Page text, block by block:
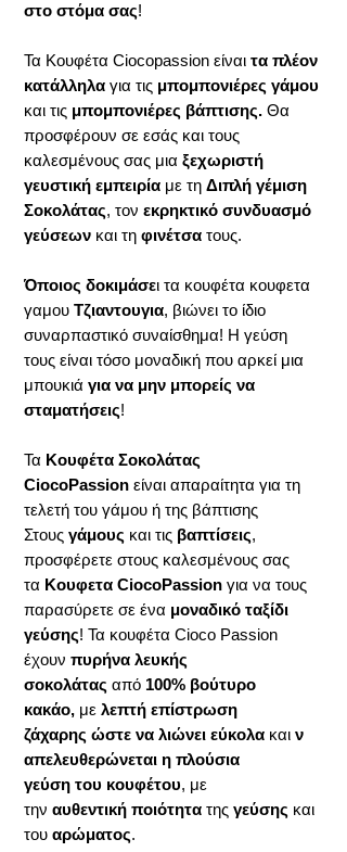
στο στόμα σας!
Τα Κουφέτα Ciocopassion είναι τα πλέον
κατάλληλα για τις μπομπονιέρες γάμου
και τις μπομπονιέρες βάπτισης. Θα
προσφέρουν σε εσάς και τους
καλεσμένους σας μια ξεχωριστή
γευστική εμπειρία με τη Διπλή γέμιση
Σοκολάτας, τον εκρηκτικό συνδυασμό
γεύσεων και τη φινέτσα τους.
Όποιος δοκιμάσει τα κουφέτα κουφετα
γαμου Τζιαντουγια, βιώνει το ίδιο
συναρπαστικό συναίσθημα! Η γεύση
τους είναι τόσο μοναδική που αρκεί μια
μπουκιά για να μην μπορείς να
σταματήσεις!
Τα Κουφέτα Σοκολάτας
CiocoPassion είναι απαραίτητα για τη
τελετή του γάμου ή της βάπτισης
Στους γάμους και τις βαπτίσεις,
προσφέρετε στους καλεσμένους σας
τα Κουφετα CiocoPassion για να τους
παρασύρετε σε ένα μοναδικό ταξίδι
γεύσης! Τα κουφέτα Cioco Passion
έχουν πυρήνα λευκής
σοκολάτας από 100% βούτυρο
κακάο, με λεπτή επίστρωση
ζάχαρης ώστε να λιώνει εύκολα και ν
απελευθερώνεται η πλούσια
γεύση του κουφέτου, με
την αυθεντική ποιότητα της γεύσης και
του αρώματος.